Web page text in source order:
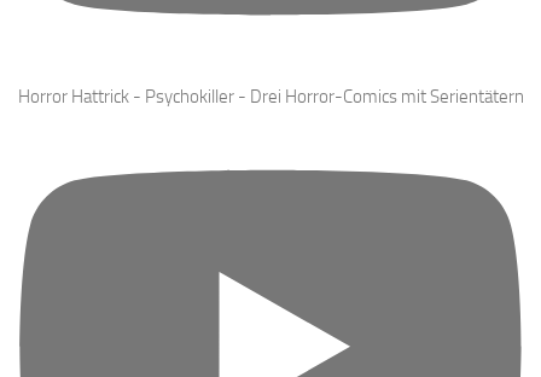
Horror Hattrick - Psychokiller - Drei Horror-Comics mit Serientätern